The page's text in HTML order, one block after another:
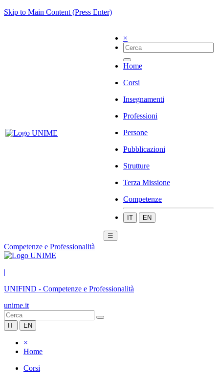
Skip to Main Content (Press Enter)
×
Home
Corsi
Insegnamenti
Professioni
Persone
Pubblicazioni
Strutture
Terza Missione
Competenze
IT EN
☰
Competenze e Professionalità
|
UNIFIND - Competenze e Professionalità
unime.it
IT EN
×
Home
Corsi